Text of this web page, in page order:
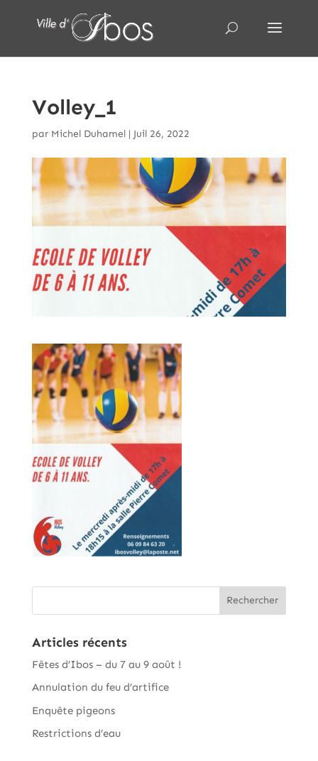
Volley_1
par Michel Duhamel| Juil 26, 2022
Articles récents
Fêtes d’Ibos – du 7 au 9 août !
Annulation du feu d’artifice
Enquête pigeons
Restrictions d’eau